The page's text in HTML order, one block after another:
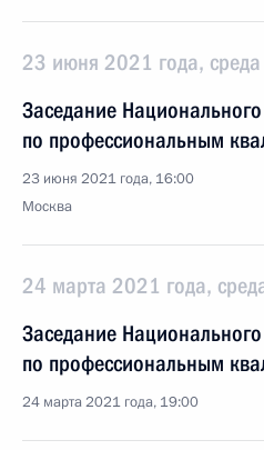
23 июня 2021 года, среда
Заседание Национального
по профессиональным
23 июня 2021 года, 16:00
Москва
24 марта 2021 года,
Заседание Национального
по профессиональным
24 марта 2021 года, 19:00